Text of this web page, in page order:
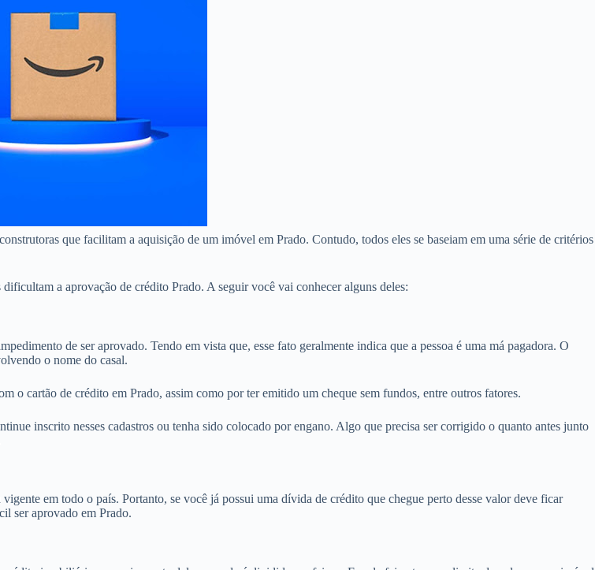
que facilitam a aquisição de um imóvel em Prado. Contudo, todos eles se baseiam em uma série de critérios
a aprovação de crédito Prado. A seguir você vai conhecer alguns deles:
de ser aprovado. Tendo em vista que, esse fato geralmente indica que a pessoa é uma má pagadora. O
o nome do casal.
o cartão de crédito em Prado, assim como por ter emitido um cheque sem fundos, entre outros fatores.
inscrito nesses cadastros ou tenha sido colocado por engano. Algo que precisa ser corrigido o quanto antes junto
em todo o país. Portanto, se você já possui uma dívida de crédito que chegue perto desse valor deve ficar
ser aprovado em Prado.